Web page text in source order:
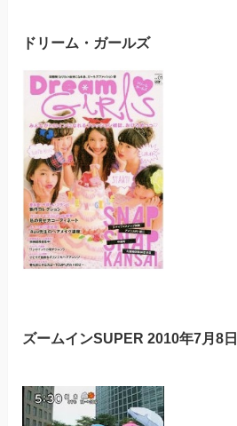
ドリーム・ガールズ
ズームインSUPER 2010年7月8日